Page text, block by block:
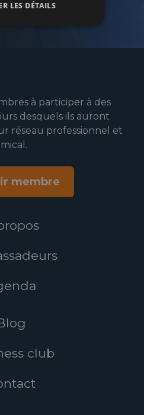
à participer à des
desquels ils auront
réseau professionnel et
membre
club
LES DÉTAILS